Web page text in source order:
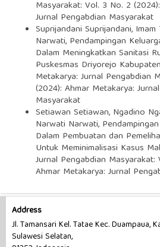
Masyarakat: Vol. 3 No. 2
Jurnal Pengabdian Masyarakat
Suprijandani Suprijandani,
Narwati, Pendampingan
Dalam Meningkatkan Sanitasi
Puskesmas Driyorejo
Metakarya: Jurnal Pengabdian
(2024): Ahmar Metakarya:
Masyarakat
Setiawan Setiawan, Ngadino
Narwati Narwati,
Dalam Pembuatan dan
Untuk Meminimalisasi Kasus
Jurnal Pengabdian
Ahmar Metakarya: Jurnal
Address
Jl. Tamansari Kel. Tatae Kec. Duampaua,
Sulawesi Selatan,